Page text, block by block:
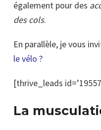
également pour des
des cols.
En parallèle, je vous
le vélo ?
[thrive_leads
La